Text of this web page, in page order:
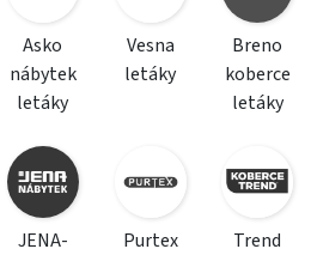
Asko
nábytek
letáky
Vesna
letáky
Breno
koberce
letáky
JENA-
Purtex
Trend